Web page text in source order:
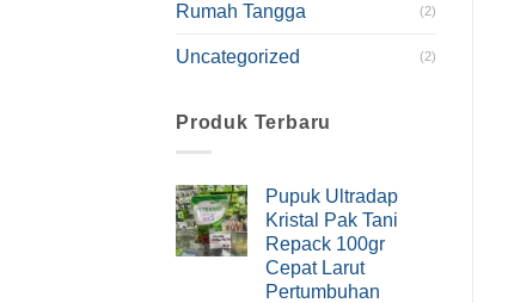
Rumah Tangga (2)
Uncategorized (2)
Produk Terbaru
Pupuk Ultradap
Kristal Pak Tani
Repack 100gr
Cepat Larut
Pertumbuhan